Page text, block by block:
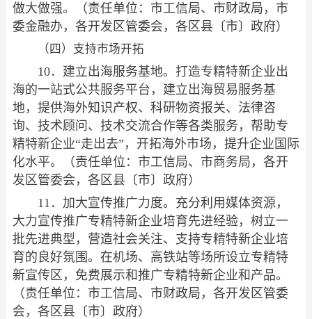
做大做强。（责任单位：市工信局、市财政局，市
委金融办，各开发区管委会，各区县〔市〕政府）
（四）支持市场开拓
10．建立出海服务基地。打造专精特新企业出
海的一站式公共服务平台，建立出海贸易服务基
地，提供海外知识产权、科研物资报关、法律咨
询、技术顾问、技术交流合作等各类服务，帮助专
精特新企业“走出去”，开拓海外市场，提升企业国际
化水平。（责任单位：市工信局、市商务局，各开
发区管委会，各区县〔市〕政府）
11．加大宣传推广力度。充分利用媒体资源，
大力宣传推广专精特新企业培育先进经验，树立一
批先进典型，营造社会关注、支持专精特新企业培
育的良好氛围。在机场、高铁站等场所设立专精特
新宣传区，免费展示和推广专精特新企业和产品。
（责任单位：市工信局、市财政局，各开发区管委
会，各区县〔市〕政府）